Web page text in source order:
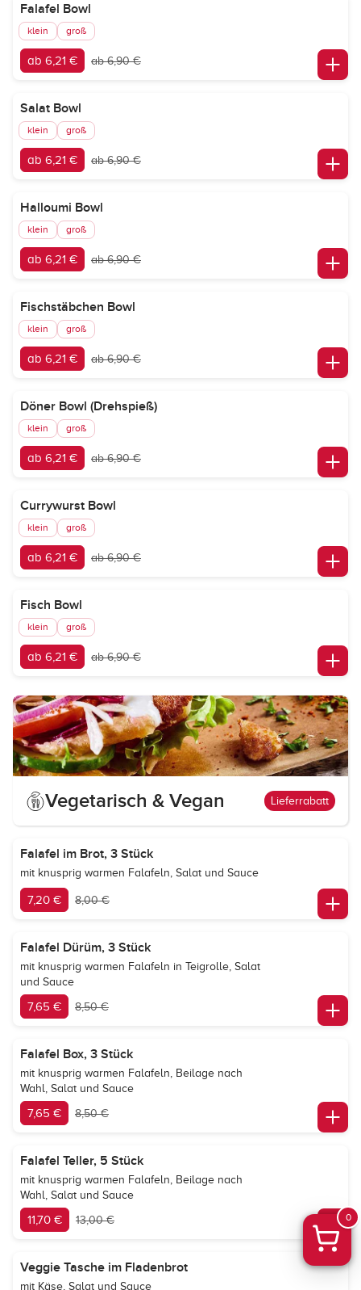
Falafel Bowl
klein groß
ab 6,21 € ab 6,90 €
Salat Bowl
klein groß
ab 6,21 € ab 6,90 €
Halloumi Bowl
klein groß
ab 6,21 € ab 6,90 €
Fischstäbchen Bowl
klein groß
ab 6,21 € ab 6,90 €
Döner Bowl (Drehspieß)
klein groß
ab 6,21 € ab 6,90 €
Currywurst Bowl
klein groß
ab 6,21 € ab 6,90 €
Fisch Bowl
klein groß
ab 6,21 € ab 6,90 €
Vegetarisch & Vegan Lieferrabatt
Falafel im Brot, 3 Stück
mit knusprig warmen Falafeln, Salat und Sauce
7,20 € 8,00 €
Falafel Dürüm, 3 Stück
mit knusprig warmen Falafeln in Teigrolle, Salat
und Sauce
7,65 € 8,50 €
Falafel Box, 3 Stück
mit knusprig warmen Falafeln, Beilage nach
Wahl, Salat und Sauce
7,65 € 8,50 €
Falafel Teller, 5 Stück
mit knusprig warmen Falafeln, Beilage nach
Wahl, Salat und Sauce
11,70 € 13,00 €
Veggie Tasche im Fladenbrot
mit Käse, Salat und Sauce
0